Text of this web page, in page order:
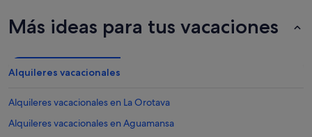
Más ideas para tus vacaciones
Alquileres vacacionales
Alquileres vacacionales en La Orotava
Alquileres vacacionales en Aguamansa